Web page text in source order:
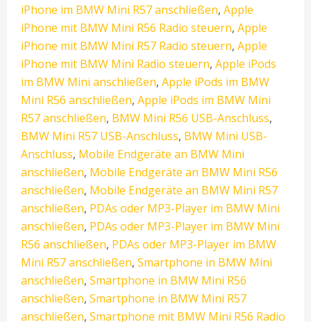
iPhone im BMW Mini R57 anschließen, Apple
iPhone mit BMW Mini R56 Radio steuern, Apple
iPhone mit BMW Mini R57 Radio steuern, Apple
iPhone mit BMW Mini Radio steuern, Apple iPods
im BMW Mini anschließen, Apple iPods im BMW
Mini R56 anschließen, Apple iPods im BMW Mini
R57 anschließen, BMW Mini R56 USB-Anschluss,
BMW Mini R57 USB-Anschluss, BMW Mini USB-
Anschluss, Mobile Endgeräte an BMW Mini
anschließen, Mobile Endgeräte an BMW Mini R56
anschließen, Mobile Endgeräte an BMW Mini R57
anschließen, PDAs oder MP3-Player im BMW Mini
anschließen, PDAs oder MP3-Player im BMW Mini
R56 anschließen, PDAs oder MP3-Player im BMW
Mini R57 anschließen, Smartphone in BMW Mini
anschließen, Smartphone in BMW Mini R56
anschließen, Smartphone in BMW Mini R57
anschließen, Smartphone mit BMW Mini R56 Radio